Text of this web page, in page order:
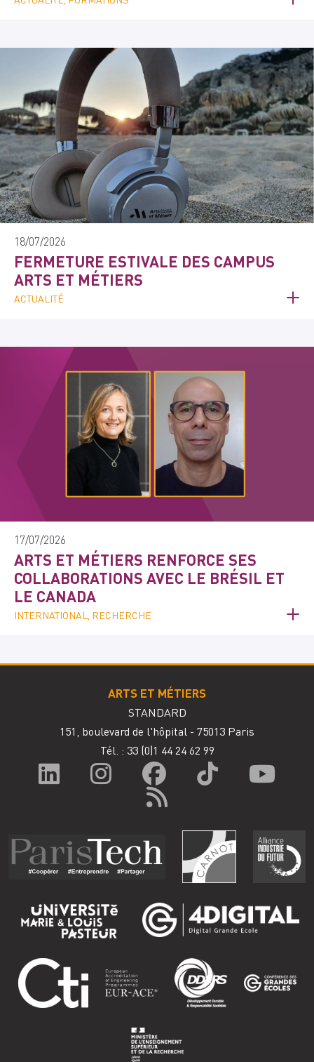
18/07/2026
FERMETURE ESTIVALE DES CAMPUS
ARTS ET MÉTIERS
ACTUALITÉ
17/07/2026
ARTS ET MÉTIERS RENFORCE SES
COLLABORATIONS AVEC LE BRÉSIL ET
LE CANADA
INTERNATIONAL, RECHERCHE
ARTS ET MÉTIERS
STANDARD
151, boulevard de l'hôpital - 75013 Paris
Tél. : 33 (0)1 44 24 62 99